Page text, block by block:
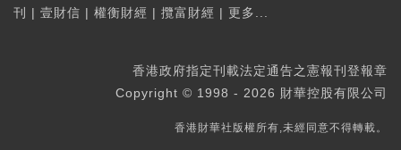
刊
| 壹財信 | 權衡財經 | 攬富財經 | 更多...
香港政府指定刊載法定通告之憲報刊登報章
Copyright © 1998 - 2026 財華控股有限公司
香港財華社版權所有,未經同意不得轉載。